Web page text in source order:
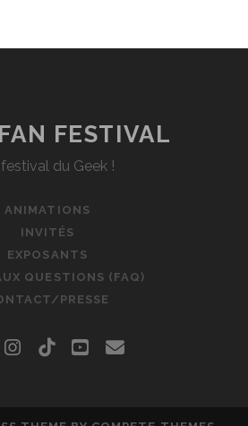
FESTIVAL
du Geek !
ANIMATIONS
INVITÉS
EXPOSANTS
QUESTIONS (FAQ)
PRESSE